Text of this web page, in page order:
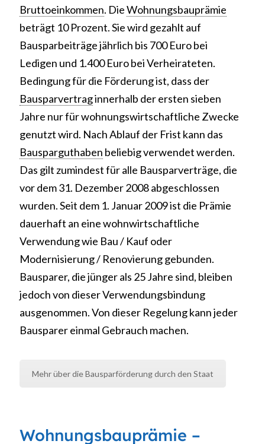
Bruttoeinkommen. DieWohnungsbauprämie
beträgt 10 Prozent. Sie wird gezahlt auf
Bausparbeiträge jährlich bis 700 Euro bei
Ledigen und 1.400 Euro bei Verheirateten.
Bedingung für die Förderung ist, dass der
Bausparvertraginnerhalb der ersten sieben
Jahre nur für wohnungswirtschaftliche Zwecke
genutzt wird. Nach Ablauf der Frist kann das
Bausparguthaben beliebig verwendet werden.
Das gilt zumindest für alle Bausparverträge, die
vor dem 31. Dezember 2008 abgeschlossen
wurden. Seit dem 1. Januar 2009 ist die Prämie
dauerhaft an eine wohnwirtschaftliche
Verwendung wie Bau / Kauf oder
Modernisierung / Renovierung gebunden.
Bausparer, die jünger als 25 Jahre sind, bleiben
jedoch von dieser Verwendungsbindung
ausgenommen. Von dieser Regelung kann jeder
Bausparer einmal Gebrauch machen.
Mehr über die Bausparförderung durch den Staat
Wohnungsbauprämie –